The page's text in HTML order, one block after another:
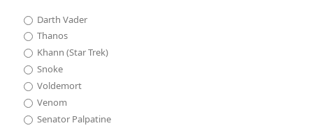
Darth Vader
Thanos
Khann (Star Trek)
Snoke
Voldemort
Venom
Senator Palpatine